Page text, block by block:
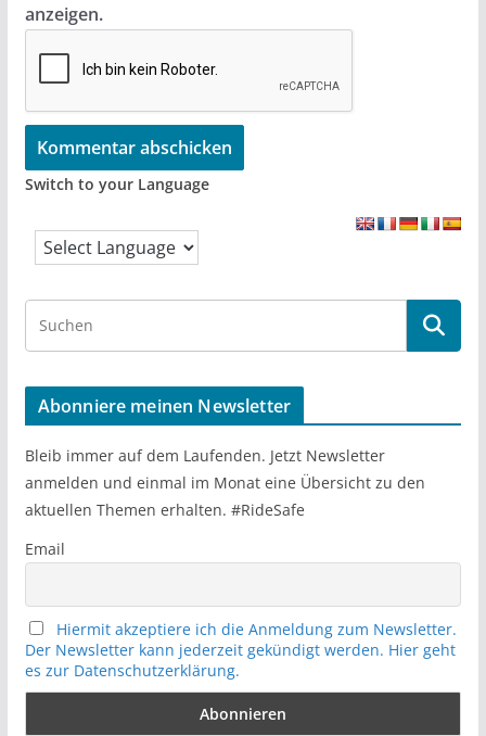
anzeigen.
Switch to your Language
r
c
h
Abonniere meinen Newsletter
Bleib immer auf dem Laufenden. Jetzt Newsletter
anmelden und einmal im Monat eine Übersicht zu den
aktuellen Themen erhalten. #RideSafe
Email
Hiermit akzeptiere ich die Anmeldung zum Newsletter.
Der Newsletter kann jederzeit gekündigt werden. Hier geht
es zur Datenschutzerklärung.